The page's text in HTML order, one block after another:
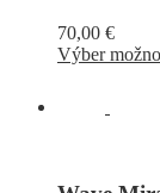
70,00 €
Výber